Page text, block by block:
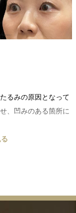
るみの原因となって
、凹みのある箇所に
傷等